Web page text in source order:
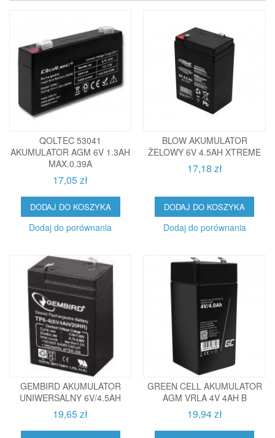
QOLTEC 53041
AKUMULATOR AGM 6V 1.3AH
MAX.0.39A
17,05 zł
DODAJ DO KOSZYKA
Dodaj do porównania
BLOW AKUMULATOR
ŻELOWY 6V 4.5AH XTREME
17,18 zł
DODAJ DO KOSZYKA
Dodaj do porównania
GEMBIRD AKUMULATOR
UNIWERSALNY 6V/4.5AH
19,65 zł
GREEN CELL AKUMULATOR
AGM VRLA 4V 4AH B
19,94 zł